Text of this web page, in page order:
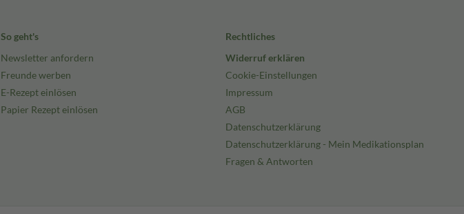
So geht's
Newsletter anfordern
Freunde werben
E-Rezept einlösen
Papier Rezept einlösen
Rechtliches
Widerruf erklären
Cookie-Einstellungen
Impressum
AGB
Datenschutzerklärung
Datenschutzerklärung - Mein Medikationsplan
Fragen & Antworten